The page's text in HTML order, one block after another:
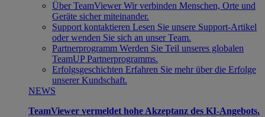
Über TeamViewer Wir verbinden Menschen, Orte und
Geräte sicher miteinander.
Support kontaktieren Lesen Sie unsere Support-Artikel
oder wenden Sie sich an unser Team.
Partnerprogramm Werden Sie Teil unseres globalen
TeamUP Partnerprogramms.
Erfolgsgeschichten Erfahren Sie mehr über die Erfolge
unserer Kundschaft.
NEWS
TeamViewer vermeldet hohe Akzeptanz des KI-Angebots.